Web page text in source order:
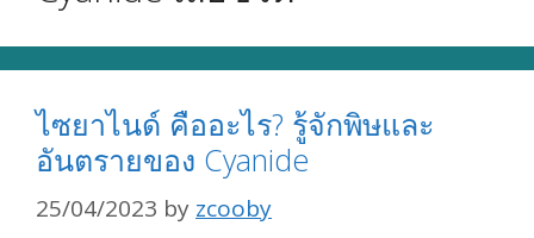
ไซยาไนด์ คืออะไร? รู้จักพิษและ
อันตรายของ Cyanide
25/04/2023 by zcooby